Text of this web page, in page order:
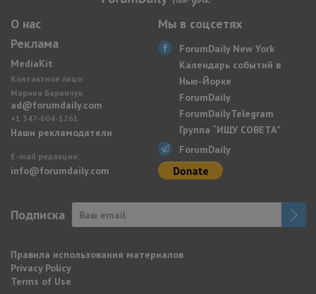
О нас
Реклама
MediaKit
Контактное лицо:
Марина Баранчук
ad@forumdaily.com
+1 347-604-1261
Наши рекламодатели
E-mail редакции:
info@forumdaily.com
Мы в соцсетях
ForumDaily New York
Календарь событий в
Нью-Йорке
ForumDaily
ForumDailyTelegram
Группа “ИЩУ СОВЕТА”
ForumDaily
Подписка
Правила использования материалов
Privacy Policy
Terms of Use